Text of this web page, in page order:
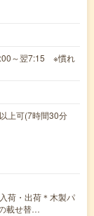
～翌7:15 ※慣れ
上可(7時間30分
荷・出荷＊木製パ
載せ替…